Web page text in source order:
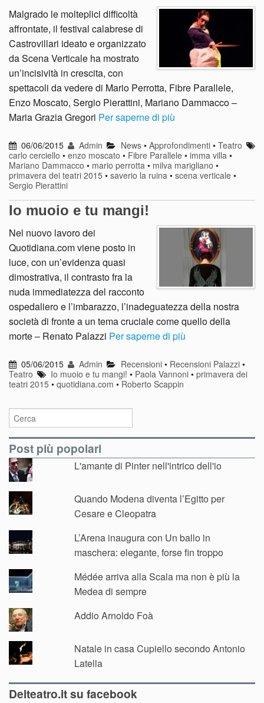
Malgrado le molteplici difficoltà
affrontate, il festival calabrese di
Castrovillari ideato e organizzato
da Scena Verticale ha mostrato
un’incisività in crescita, con
spettacoli da vedere di Mario Perrotta, Fibre Parallele,
Enzo Moscato, Sergio Pierattini, Mariano Dammacco –
Maria Grazia Gregori Per saperne di più
06/06/2015 Admin News• Approfondimenti• Teatro
carlo cerciello • enzo moscato • Fibre Parallele • imma villa •
Mariano Dammacco • mario perrotta • milva marigliano •
primavera dei teatri 2015 • saverio la ruina • scena verticale •
Sergio Pierattini
Io muoio e tu mangi!
Nel nuovo lavoro dei
Quotidiana.com viene posto in
luce, con un’evidenza quasi
dimostrativa, il contrasto fra la
nuda immediatezza del racconto
ospedaliero e l’imbarazzo, l’inadeguatezza della nostra
società di fronte a un tema cruciale come quello della
morte – Renato Palazzi Per saperne di più
05/06/2015 Admin Recensioni• Recensioni Palazzi•
Teatro
Io muoio e tu mangi! • Paola Vannoni •primavera dei
teatri 2015 • quotidiana.com • Roberto Scappin
Post più popolari
L'amante di Pinter nell'intrico dell'io
Quando Modena diventa l’Egitto per
Cesare e Cleopatra
L’Arena inaugura con Un ballo in
maschera: elegante, forse fin troppo
Médée arriva alla Scala ma non è più la
Medea di sempre
Addio Arnoldo Foà
Natale in casa Cupiello secondo Antonio
Latella
Delteatro.it su facebook